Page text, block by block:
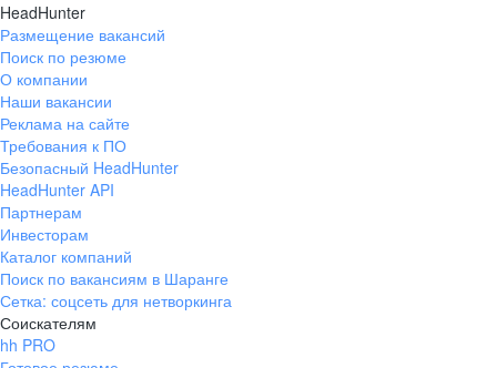
HeadHunter
Размещение вакансий
Поиск по резюме
О компании
Наши вакансии
Реклама на сайте
Требования к ПО
Безопасный HeadHunter
HeadHunter API
Партнерам
Инвесторам
Каталог компаний
Поиск по вакансиям в Шаранге
Сетка: соцсеть для нетворкинга
Соискателям
hh PRO